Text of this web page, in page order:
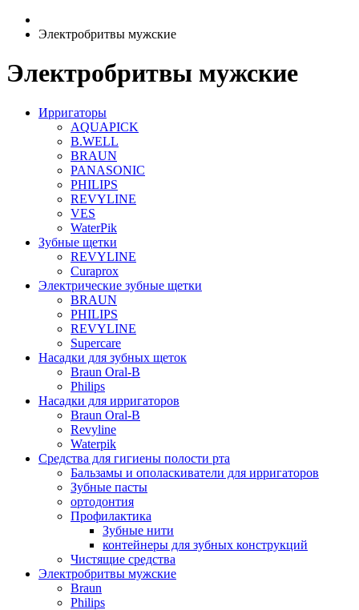
Электробритвы мужские
Электробритвы мужские
Ирригаторы
AQUAPICK
B.WELL
BRAUN
PANASONIC
PHILIPS
REVYLINE
VES
WaterPik
Зубные щетки
REVYLINE
Curaprox
Электрические зубные щетки
BRAUN
PHILIPS
REVYLINE
Supercare
Насадки для зубных щеток
Braun Oral-B
Philips
Насадки для ирригаторов
Braun Oral-B
Revyline
Waterpik
Средства для гигиены полости рта
Бальзамы и ополаскиватели для ирригаторов
Зубные пасты
ортодонтия
Профилактика
Зубные нити
контейнеры для зубных конструкций
Чистящие средства
Электробритвы мужские
Braun
Philips